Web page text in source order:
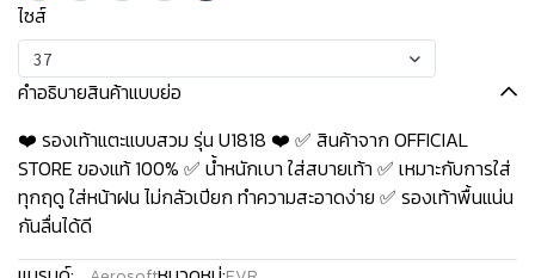
ไซส์
37
คำอธิบายสินค้าแบบย่อ
❤️ รองเท้าแตะแบบสวม รุ่น U1818 ❤️ ✅ สินค้าจาก OFFICIAL
STORE ของแท้ 100% ✅ น้ำหนักเบา ใส่สบายเท้า ✅ เหมาะกับการใส่
ทุกฤดู ใส่หน้าฝน ไม่กลัวเปียก ทำความสะอาดง่าย ✅ รองเท้าพื้นแน่น
กันลื่นได้ดี